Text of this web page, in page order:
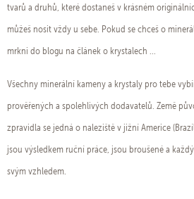
tvarů a druhů, které dostaneš v krásném
můžeš nosit vždy u sebe. Pokud se chceš o
mrkni do blogu na článek o krystalech ...
Všechny minerální kameny a krystaly pro tebe
prověřených a spolehlivých dodavatelů. Země
zpravidla se jedná o naleziště v jižní Americe
jsou výsledkem ruční práce, jsou broušené a
svým vzhledem.